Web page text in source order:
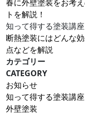
春に外壁塗装をお考
トを解説！
知って得する塗装講座
断熱塗装にはどんな
点などを解説
カテゴリー
CATEGORY
お知らせ
知って得する塗装講座
外壁塗装